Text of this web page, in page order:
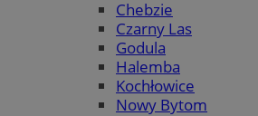
Chebzie
Czarny Las
Godula
Halemba
Kochłowice
Nowy Bytom